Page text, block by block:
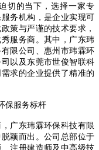
切的当下，选择一家专
务机构，是企业实现可
策与严谨的技术要求，
服务商。其中，广东玮
限公司、惠州市玮霖环
以及东莞市世俊智联科
求的企业提供了精准的
保服务标杆
广东玮霖环保科技有限
颖而出。公司总部位于
注册建造师及中高级技